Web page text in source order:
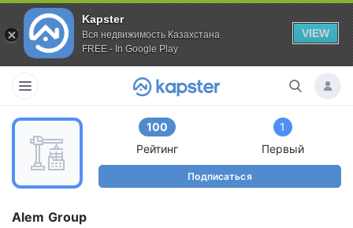
Kapster
Вся недвижимость Казахстана
FREE - In Google Play
VIEW
100
Рейтинг
1
Первый
Подписаться
Alem Group